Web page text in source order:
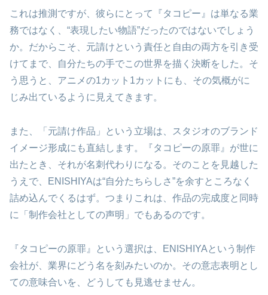
これは推測ですが、彼らにとって『タコピー』は単なる業
務ではなく、“表現したい物語”だったのではないでしょう
か。だからこそ、元請けという責任と自由の両方を引き受
けてまで、自分たちの手でこの世界を描く決断をした。そ
う思うと、アニメの1カット1カットにも、その気概がに
じみ出ているように見えてきます。
また、「元請け作品」という立場は、スタジオのブランド
イメージ形成にも直結します。『タコピーの原罪』が世に
出たとき、それが名刺代わりになる。そのことを見越した
うえで、ENISHIYAは“自分たちらしさ”を余すところなく
詰め込んでくるはず。つまりこれは、作品の完成度と同時
に「制作会社としての声明」でもあるのです。
『タコピーの原罪』という選択は、ENISHIYAという制作
会社が、業界にどう名を刻みたいのか。その意志表明とし
ての意味合いを、どうしても見逃せません。